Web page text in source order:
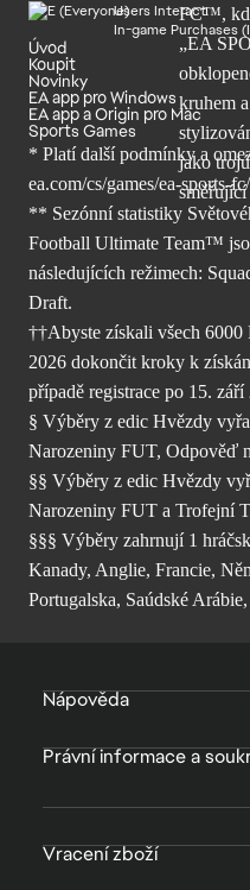
Users Interact
In-game Purchases
Úvod
Koupit
Novinky
EA app pro Windows
EA app a Origin pro Mac
Sports Games
* Platí další podmínky a
ea.com/cs/games/ea-sports-
** Sezónní statistiky
Football Ultimate Team™
následujících režimech:
Draft.
††Abyste získali všech 6000
2026 dokončit kroky k
případě registrace po 15.
§ Výběry z edic Hvězdy
Narozeniny FUT, Odpověď
§§ Výběry z edic Hvězdy
Narozeniny FUT a Trofejní
§§§ Výběry zahrnují 1
Kanady, Anglie, Francie,
Portugalska, Saúdské
Nápověda
Právní informace a
Vracení zboží